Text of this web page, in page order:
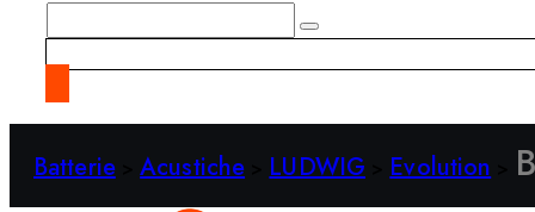
Batterie Acustiche LUDWIG Evolution